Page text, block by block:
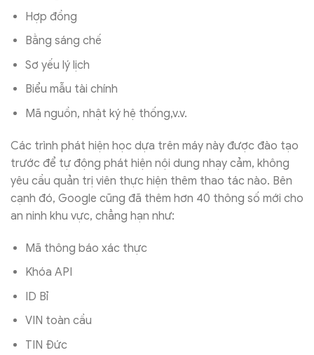
Hợp đồng
Bằng sáng chế
Sơ yếu lý lịch
Biểu mẫu tài chính
Mã nguồn, nhật ký hệ thống,v.v.
Các trình phát hiện học dựa trên máy này được đào tạo
trước để tự động phát hiện nội dung nhạy cảm, không
yêu cầu quản trị viên thực hiện thêm thao tác nào. Bên
cạnh đó, Google cũng đã thêm hơn 40 thông số mới cho
an ninh khu vực, chẳng hạn như:
Mã thông báo xác thực
Khóa API
ID Bỉ
VIN toàn cầu
TIN Đức